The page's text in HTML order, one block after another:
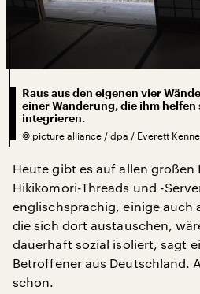
Raus aus den eigenen vier
einer Wanderung, die ihm helfen
integrieren.
© picture alliance / dpa / Everett
Heute gibt es auf allen
Hikikomori-Threads und -
englischsprachig, einige auch
die sich dort austauschen,
dauerhaft sozial isoliert, sagt
Betroffener aus Deutschland.
schon.